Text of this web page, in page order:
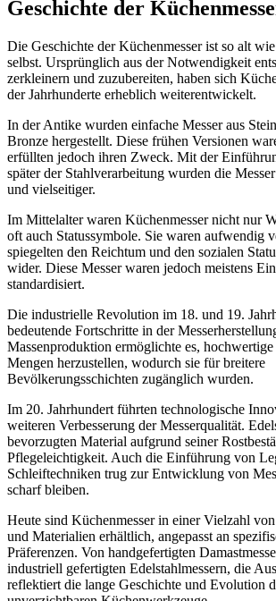
Geschichte der
Die Geschichte der Küchenmesser ist so alt
selbst. Ursprünglich aus der Notwendigkeit
zerkleinern und zuzubereiten, haben sich
der Jahrhunderte erheblich weiterentwickelt.
In der Antike wurden einfache Messer aus
Bronze hergestellt. Diese frühen Versionen
erfüllten jedoch ihren Zweck. Mit der
später der Stahlverarbeitung wurden die
und vielseitiger.
Im Mittelalter waren Küchenmesser nicht nur
oft auch Statussymbole. Sie waren aufwendig
spiegelten den Reichtum und den sozialen
wider. Diese Messer waren jedoch meistens
standardisiert.
Die industrielle Revolution im 18. und 19.
bedeutende Fortschritte in der
Massenproduktion ermöglichte es,
Mengen herzustellen, wodurch sie für breitere
Bevölkerungsschichten zugänglich wurden.
Im 20. Jahrhundert führten technologische
weiteren Verbesserung der Messerqualität.
bevorzugten Material aufgrund seiner
Pflegeleichtigkeit. Auch die Einführung von
Schleiftechniken trug zur Entwicklung von
scharf bleiben.
Heute sind Küchenmesser in einer Vielzahl
und Materialien erhältlich, angepasst an
Präferenzen. Von handgefertigten
industriell gefertigten Edelstahlmessern, die
reflektiert die lange Geschichte und Evolution